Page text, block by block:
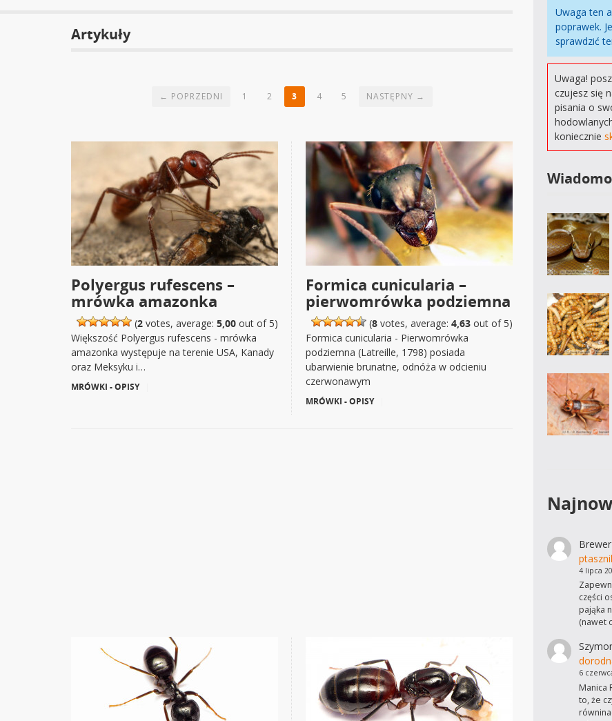
Artykuły
← POPRZEDNI 1 2 3 4 5 NASTĘPNY →
Polyergus rufescens –
mrówka amazonka
(2 votes, average: 5,00 out of 5)
Większość Polyergus rufescens - mrówka
amazonka występuje na terenie USA, Kanady
oraz Meksyku i…
MRÓWKI - OPISY
Formica cunicularia –
pierwomrówka podziemna
(8 votes, average: 4,63 out of 5)
Formica cunicularia - Pierwomrówka
podziemna (Latreille, 1798) posiada
ubarwienie brunatne, odnóża w odcieniu
czerwonawym
MRÓWKI - OPISY
Uwaga ten
poprawek.
sprawdzić
Uwaga!
czujesz się
pisania o
koniecznie
Brewer
4 lipca
części
pająka
(nawet
6
Manica
to, że